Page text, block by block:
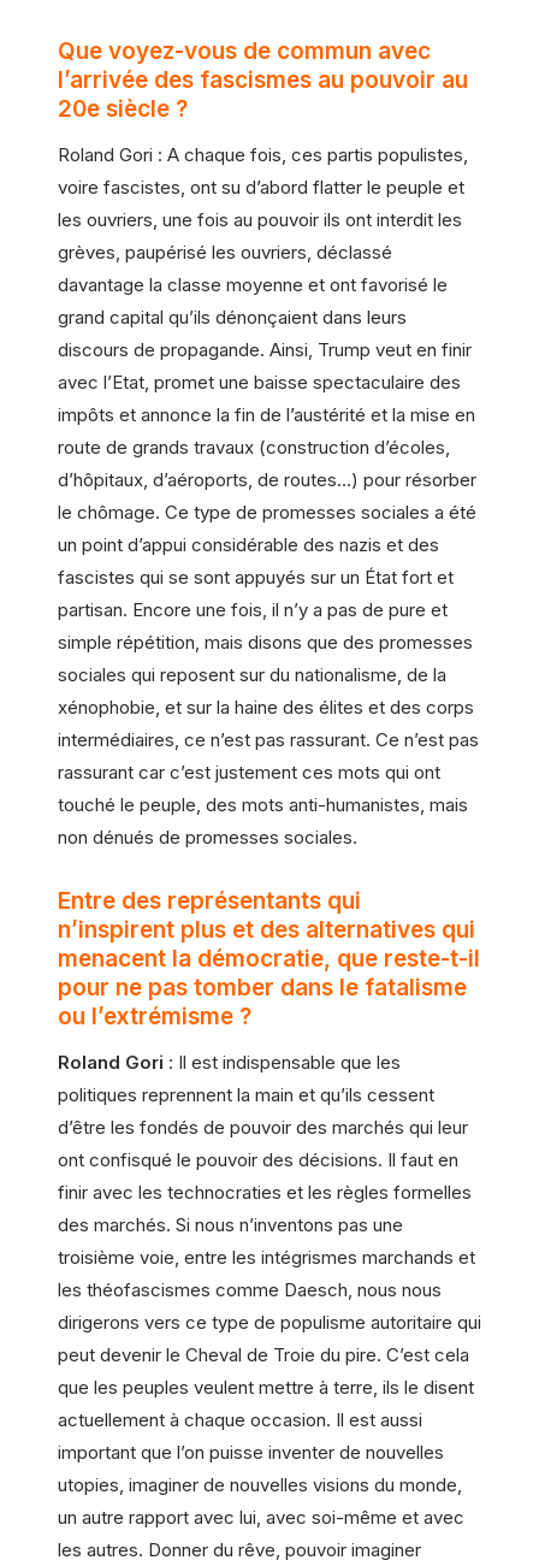
Que voyez-vous de commun avec
l’arrivée des fascismes au pouvoir au
20e siècle ?
Roland Gori : A chaque fois, ces partis populistes,
voire fascistes, ont su d’abord flatter le peuple et
les ouvriers, une fois au pouvoir ils ont interdit les
grèves, paupérisé les ouvriers, déclassé
davantage la classe moyenne et ont favorisé le
grand capital qu’ils dénonçaient dans leurs
discours de propagande. Ainsi, Trump veut en finir
avec l’Etat, promet une baisse spectaculaire des
impôts et annonce la fin de l’austérité et la mise en
route de grands travaux (construction d’écoles,
d’hôpitaux, d’aéroports, de routes…) pour résorber
le chômage. Ce type de promesses sociales a été
un point d’appui considérable des nazis et des
fascistes qui se sont appuyés sur un État fort et
partisan. Encore une fois, il n’y a pas de pure et
simple répétition, mais disons que des promesses
sociales qui reposent sur du nationalisme, de la
xénophobie, et sur la haine des élites et des corps
intermédiaires, ce n’est pas rassurant. Ce n’est pas
rassurant car c’est justement ces mots qui ont
touché le peuple, des mots anti-humanistes, mais
non dénués de promesses sociales.
Entre des représentants qui
n’inspirent plus et des alternatives qui
menacent la démocratie, que reste-t-il
pour ne pas tomber dans le fatalisme
ou l’extrémisme ?
Roland Gori : Il est indispensable que les
politiques reprennent la main et qu’ils cessent
d’être les fondés de pouvoir des marchés qui leur
ont confisqué le pouvoir des décisions. Il faut en
finir avec les technocraties et les règles formelles
des marchés. Si nous n’inventons pas une
troisième voie, entre les intégrismes marchands et
les théofascismes comme Daesch, nous nous
dirigerons vers ce type de populisme autoritaire qui
peut devenir le Cheval de Troie du pire. C’est cela
que les peuples veulent mettre à terre, ils le disent
actuellement à chaque occasion. Il est aussi
important que l’on puisse inventer de nouvelles
utopies, imaginer de nouvelles visions du monde,
un autre rapport avec lui, avec soi-même et avec
les autres. Donner du rêve, pouvoir imaginer